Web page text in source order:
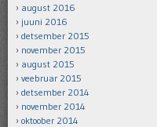
august 2016
juuni 2016
detsember 2015
november 2015
august 2015
veebruar 2015
detsember 2014
november 2014
oktoober 2014